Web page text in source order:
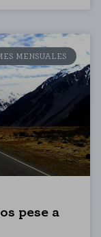
MENSUALES
pese a